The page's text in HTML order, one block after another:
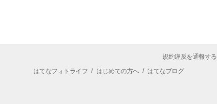
規約違反を通報する
はてなフォトライフ / はじめての方へ/ はてなブログ